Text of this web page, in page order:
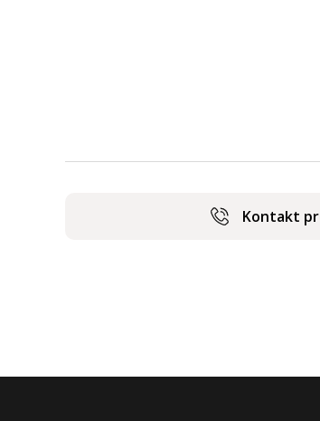
Kontakt